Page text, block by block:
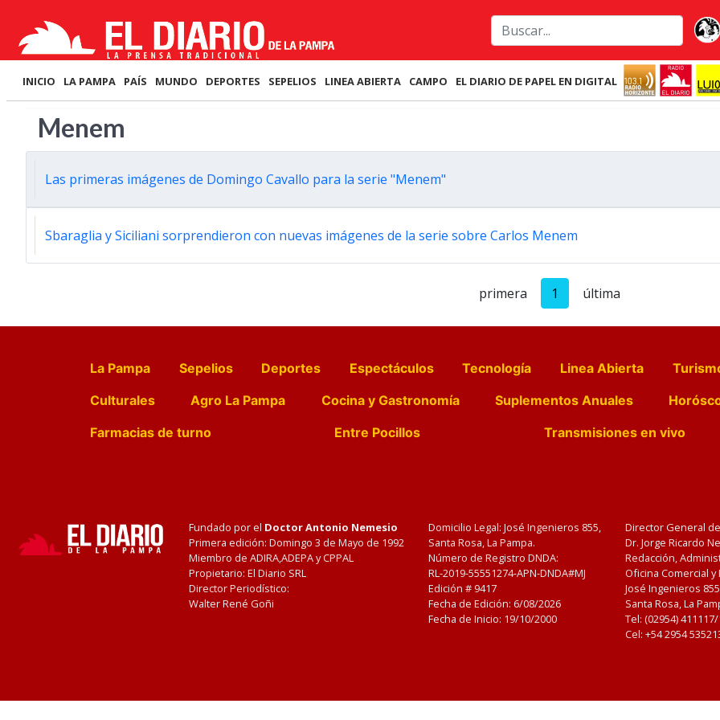
INICIO LA PAMPA PAÍS MUNDO DEPORTES SEPELIOS LINEA ABIERTA CAMPO EL DIARIO DE PAPEL EN DIGITAL
Menem
Las primeras imágenes de Domingo Cavallo para la serie "Menem"
Sbaraglia y Siciliani sorprendieron con nuevas imágenes de la serie sobre Carlos Menem
primera 1 última
La Pampa Sepelios Deportes Espectáculos Tecnología Linea Abierta
Culturales
Agro La Pampa Cocina y Gastronomía Suplementos Anuales
Farmacias de turno
Entre Pocillos Transmisiones en vivo
Fundado por el Doctor Antonio Nemesio
Primera edición: Domingo 3 de Mayo de 1992
Miembro de ADIRA,ADEPA y CPPAL
Propietario: El Diario SRL
Director Periodístico:
Walter René Goñi
Domicilio Legal: José Ingenieros 855,
Santa Rosa, La Pampa.
Número de Registro DNDA:
RL-2019-55551274-APN-DNDA#MJ
Edición # 9417
Fecha de Edición: 6/08/2026
Fecha de Inicio: 19/10/2000
Director General
Dr. Jorge Ricardo
Redacción,
Oficina Comercial
José Ingenieros
Santa Rosa, La
Tel: (02954)
Cel: +54 2954